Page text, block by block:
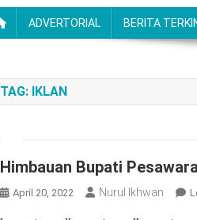
ADVERTORIAL BERITA
TAG: IKLAN
Himbauan Bupati
April 20, 2022 Nurul Ikhwan